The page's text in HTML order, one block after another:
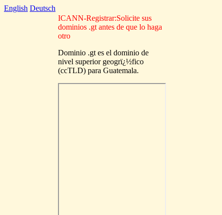
English Deutsch
ICANN-Registrar:Solicite sus
dominios .gt antes de que lo haga
otro
Dominio .gt es el dominio de
nivel superior geogrï¿½fico
(ccTLD) para Guatemala.